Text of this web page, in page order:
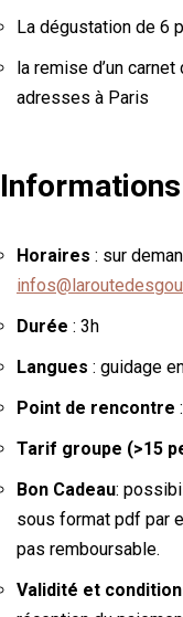
La dégustation de 6
la remise d’un
adresses à Paris
Horaires : sur
Durée : 3h
Langues : guidage
Point de rencontre
Tarif groupe (>15
Bon Cadeau:
sous format pdf par
pas remboursable.
Validité et